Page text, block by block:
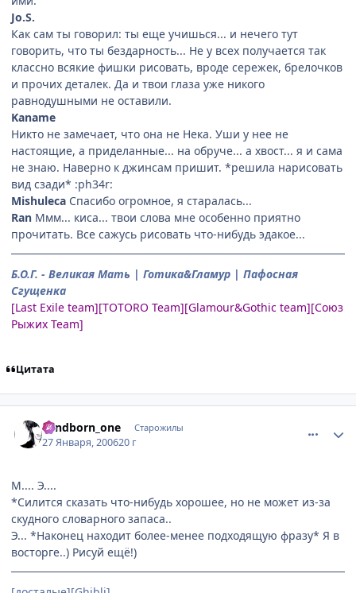
Jo.S.
Как сам ты говорил: ты еще учишься... и нечего тут
говорить, что ты бездарность... Не у всех получается так
классно всякие фишки рисовать, вроде сережек, брелочков
и прочих деталек. Да и твои глаза уже никого
равнодушными не оставили.
Kaname
Никто не замечает, что она не Нека. Уши у нее не
настоящие, а приделанные... на обруче... а хвост... я и сама
не знаю. Наверно к джинсам пришит. *решила нарисовать
вид сзади* :ph34r:
Mishuleca Спасибо огромное, я старалась...
Ran Ммм... киса... твои слова мне особенно приятно
прочитать. Все сажусь рисовать что-нибудь эдакое...
Б.О.Г. - Великая Мать | Готика&Гламур | Пафосная
Сгущенка
[Last Exile team][TOTORO Team][Glamour&Gothic team][Союз
Рыжих Team]
Цитата
windborn_one Старожилы
27 Января, 200620 г
М.... Э....
*Силится сказать что-нибудь хорошее, но не может из-за
скудного словарного запаса..
Э... *Наконец находит более-менее подходящую фразу* Я в
восторге..) Рисуй ещё!)